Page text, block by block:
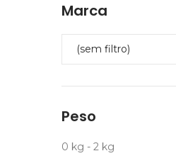
Marca
(sem filtro)
Peso
0 kg - 2 kg